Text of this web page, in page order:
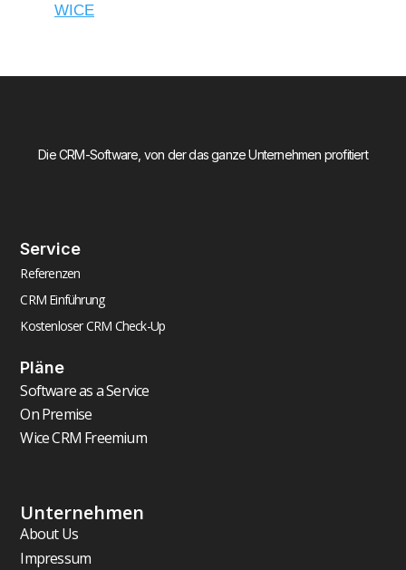
WICE
Die CRM-Software, von der das ganze Unternehmen profitiert
Service
Referenzen
CRM Einführung
Kostenloser CRM Check-Up
Pläne
Software as a Service
On Premise
Wice CRM Freemium
Unternehmen
About Us
Impressum